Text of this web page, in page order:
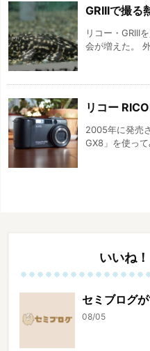
GRIIIで撮る
リコー・GRIII
会が増えた。
リコー
2005年に発売
GX8」を使っ
いいね
セミブログ
08/05